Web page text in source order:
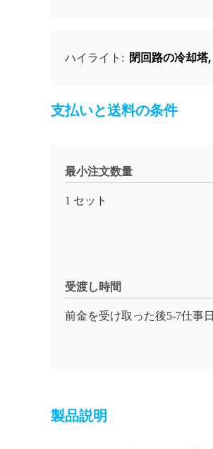
ハイライト: 閉回路の冷却塔,
支払いと送料の条件
最小注文数量
1 セット
受渡し時間
前金を受け取った後5-7仕事日
製品説明